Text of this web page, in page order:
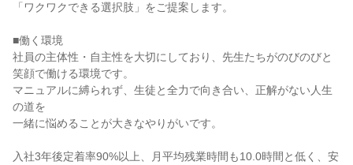
「ワクワクできる選択肢」をご提案します。
■働く環境
社員の主体性・自主性を大切にしており、先生たちがのびのびと
笑顔で働ける環境です。
マニュアルに縛られず、生徒と全力で向き合い、正解がない人生
の道を
一緒に悩めることが大きなやりがいです。
入社3年後定着率90%以上、月平均残業時間も10.0時間と低く、安